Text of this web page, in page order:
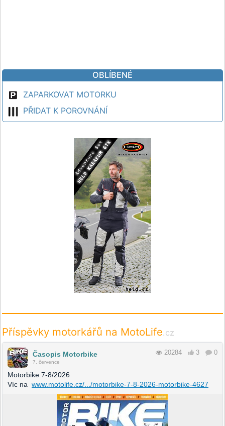
OBLÍBENÉ
ZAPARKOVAT MOTORKU
PŘIDAT K POROVNÁNÍ
Příspěvky motorkářů na MotoLife.cz
Časopis Motorbike
7. července
20284 3 0
Motorbike 7-8/2026
Víc na www.motolife.cz/.../motorbike-7-8-2026-motorbike-4627